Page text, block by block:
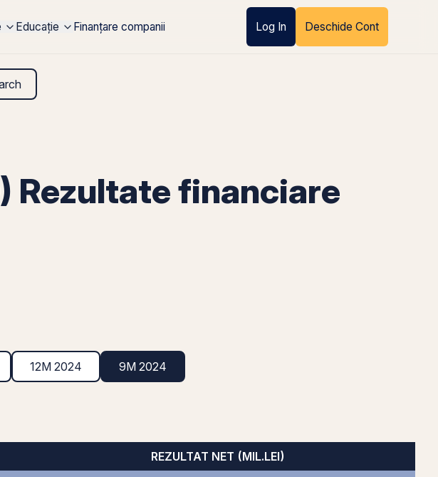
Educație Finanțare companii Log In Deschide Cont
Rezultate financiare
12M 2024 9M 2024
REZULTAT NET (MIL.LEI)